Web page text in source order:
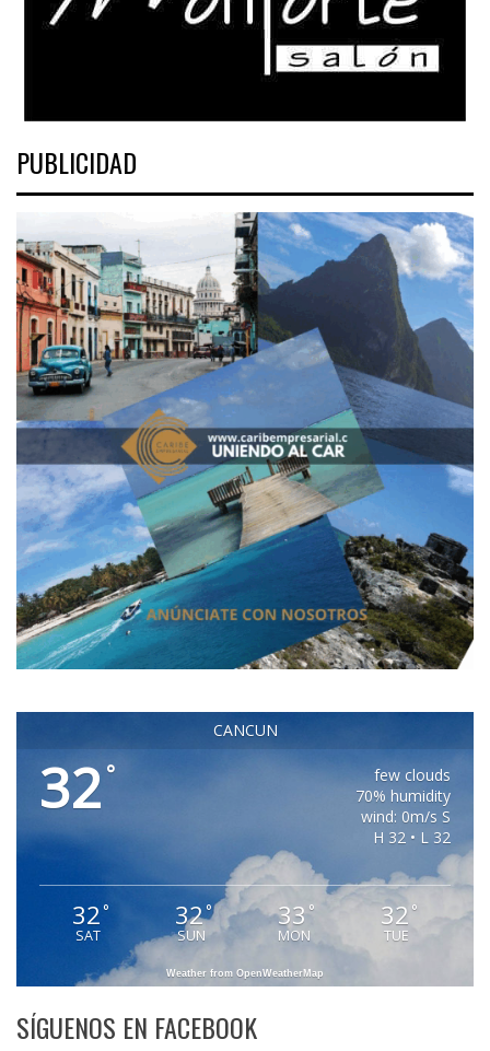
PUBLICIDAD
CANCUN
32 °
few clouds
70% humidity
wind: 0m/s S
H 32 • L 32
32°
SAT
32°
SUN
33 °
MON
32 °
TUE
Weather from OpenWeatherMap
SÍGUENOS EN FACEBOOK